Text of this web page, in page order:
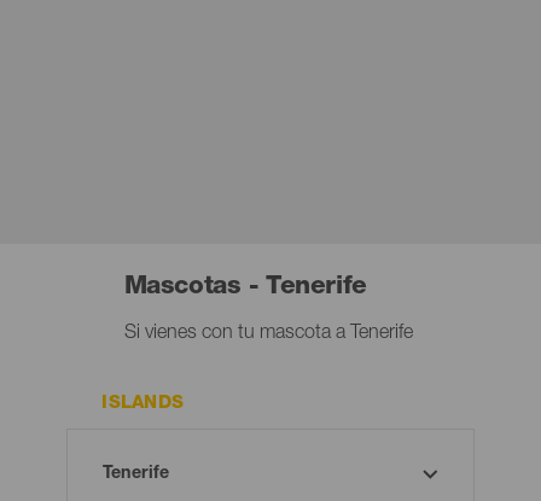
Mascotas - Tenerife
Si vienes con tu mascota a Tenerife
ISLANDS